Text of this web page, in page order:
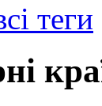
теги